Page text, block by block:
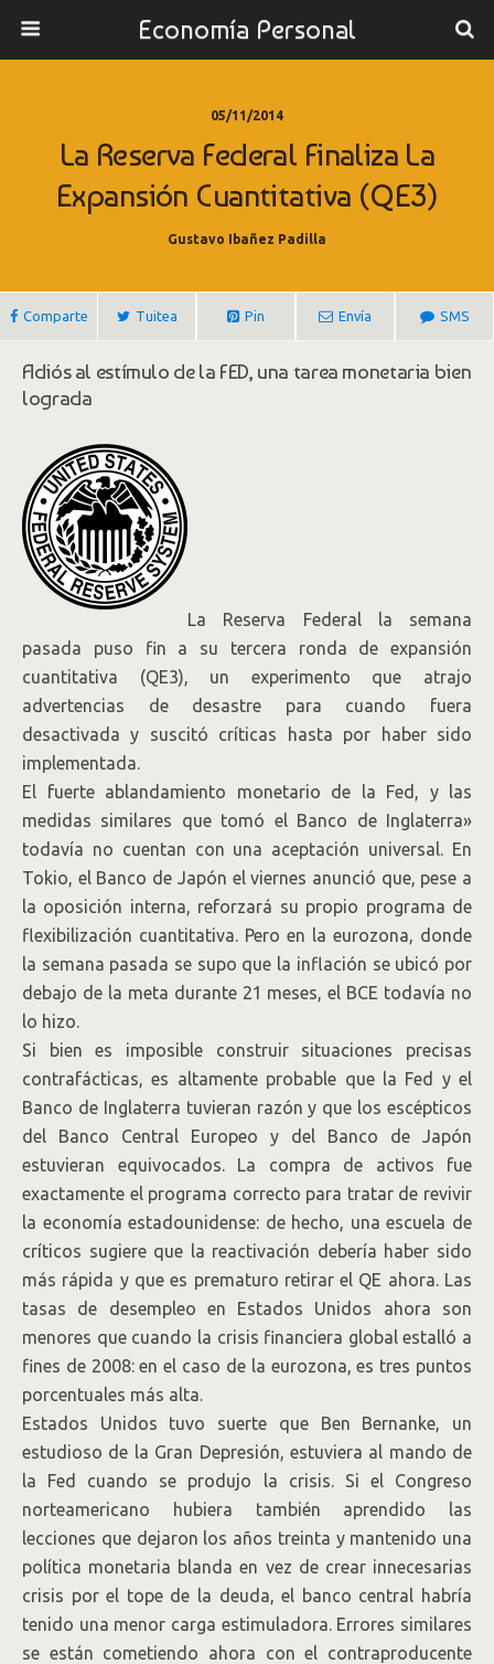
Economía Personal
05/11/2014
La Reserva Federal Finaliza La
Expansión Cuantitativa (QE3)
Gustavo Ibañez Padilla
Comparte Tuitea Pin Envía SMS
Adiós al estímulo de la FED, una tarea monetaria bien
lograda
La Reserva Federal la semana
pasada puso fin a su tercera ronda de expansión
cuantitativa (QE3), un experimento que atrajo
advertencias de desastre para cuando fuera
desactivada y suscitó críticas hasta por haber sido
implementada.
El fuerte ablandamiento monetario de la Fed, y las
medidas similares que tomó el Banco de Inglaterra»
todavía no cuentan con una aceptación universal. En
Tokio, el Banco de Japón el viernes anunció que, pese a
la oposición interna, reforzará su propio programa de
flexibilización cuantitativa. Pero en la eurozona, donde
la semana pasada se supo que la inflación se ubicó por
debajo de la meta durante 21 meses, el BCE todavía no
lo hizo.
Si bien es imposible construir situaciones precisas
contrafácticas, es altamente probable que la Fed y el
Banco de Inglaterra tuvieran razón y que los escépticos
del Banco Central Europeo y del Banco de Japón
estuvieran equivocados. La compra de activos fue
exactamente el programa correcto para tratar de revivir
la economía estadounidense: de hecho, una escuela de
críticos sugiere que la reactivación debería haber sido
más rápida y que es prematuro retirar el QE ahora. Las
tasas de desempleo en Estados Unidos ahora son
menores que cuando la crisis financiera global estalló a
fines de 2008: en el caso de la eurozona, es tres puntos
porcentuales más alta.
Estados Unidos tuvo suerte que Ben Bernanke, un
estudioso de la Gran Depresión, estuviera al mando de
la Fed cuando se produjo la crisis. Si el Congreso
norteamericano hubiera también aprendido las
lecciones que dejaron los años treinta y mantenido una
política monetaria blanda en vez de crear innecesarias
crisis por el tope de la deuda, el banco central habría
tenido una menor carga estimuladora. Errores similares
se están cometiendo ahora con el contraproducente